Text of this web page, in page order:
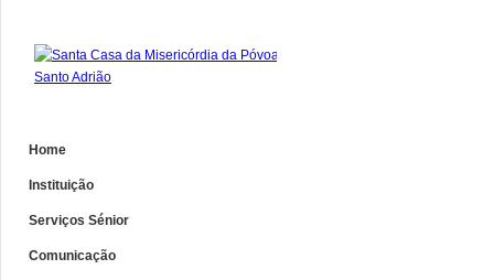
Home
Instituição
Serviços Sénior
Comunicação